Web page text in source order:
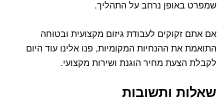
שמפרט באופן נרחב על התהליך.
אם אתם זקוקים לעבודת גיזום מקצועית ובטוחה
התואמת את ההנחיות המקומיות, פנו אלינו עוד היום
לקבלת הצעת מחיר הוגנת ושירות מקצועי.
שאלות ותשובות